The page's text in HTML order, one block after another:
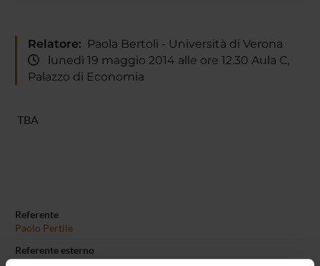
Relatore: Paola Bertoli - Università di Verona
lunedì 19 maggio 2014 alle ore 12.30 Aula C,
Palazzo di Economia
TBA
Referente
Paolo Pertile
Referente esterno